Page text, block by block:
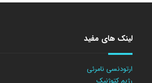
لینک های مفید
ارتودنسی نامرئی
رژیم کتوژنیک